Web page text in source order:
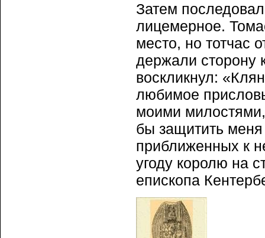
Затем
лицемерное.
место, но тотчас
держали сторону
воскликнул:
любимое
моими
бы защитить
приближенных к
угоду королю на
епископа